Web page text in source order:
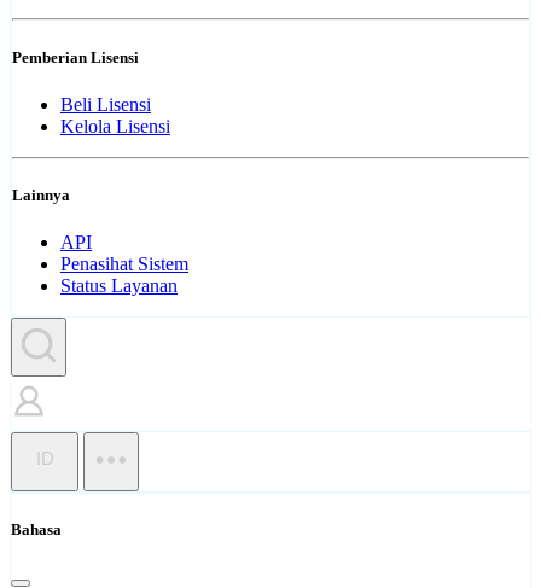
Pemberian Lisensi
Beli Lisensi
Kelola Lisensi
Lainnya
API
Penasihat Sistem
Status Layanan
ID
Bahasa